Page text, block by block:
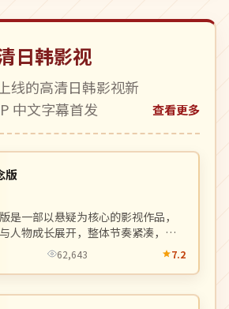
日韩影视
线的高清日韩影视新
中文字幕首发
查看更多
版
是一部以悬疑为核心的影视作品，
人物成长展开，整体节奏紧凑，值
62,643 7.2